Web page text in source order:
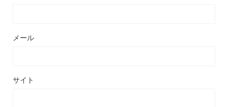
メール
サイト